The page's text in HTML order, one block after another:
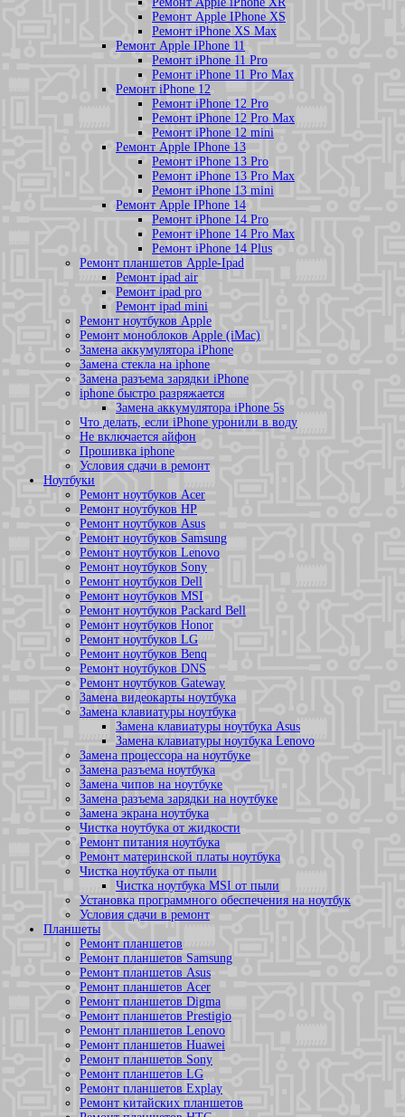
Ремонт Apple IPhone XS
Ремонт iPhone XS Max
Ремонт Apple IPhone 11
Ремонт iPhone 11 Pro
Ремонт iPhone 11 Pro Max
Ремонт iPhone 12
Ремонт iPhone 12 Pro
Ремонт iPhone 12 Pro Max
Ремонт iPhone 12 mini
Ремонт Apple IPhone 13
Ремонт iPhone 13 Pro
Ремонт iPhone 13 Pro Max
Ремонт iPhone 13 mini
Ремонт Apple IPhone 14
Ремонт iPhone 14 Pro
Ремонт iPhone 14 Pro Max
Ремонт iPhone 14 Plus
Ремонт планшетов Apple-Ipad
Ремонт ipad air
Ремонт ipad pro
Ремонт ipad mini
Ремонт ноутбуков Apple
Ремонт моноблоков Apple (iMac)
Замена аккумулятора iPhone
Замена стекла на iphone
Замена разъема зарядки iPhone
iphone быстро разряжается
Замена аккумулятора iPhone 5s
Что делать, если iPhone уронили в воду
Не включается айфон
Прошивка iphone
Условия сдачи в ремонт
Ноутбуки
Ремонт ноутбуков Acer
Ремонт ноутбуков HP
Ремонт ноутбуков Asus
Ремонт ноутбуков Samsung
Ремонт ноутбуков Lenovo
Ремонт ноутбуков Sony
Ремонт ноутбуков Dell
Ремонт ноутбуков MSI
Ремонт ноутбуков Packard Bell
Ремонт ноутбуков Honor
Ремонт ноутбуков LG
Ремонт ноутбуков Benq
Ремонт ноутбуков DNS
Ремонт ноутбуков Gateway
Замена видеокарты ноутбука
Замена клавиатуры ноутбука
Замена клавиатуры ноутбука Asus
Замена клавиатуры ноутбука Lenovo
Замена процессора на ноутбуке
Замена разъема ноутбука
Замена чипов на ноутбуке
Замена разъема зарядки на ноутбуке
Замена экрана ноутбука
Чистка ноутбука от жидкости
Ремонт питания ноутбука
Ремонт материнской платы ноутбука
Чистка ноутбука от пыли
Чистка ноутбука MSI от пыли
Установка программного обеспечения на ноутбук
Условия сдачи в ремонт
Планшеты
Ремонт планшетов
Ремонт планшетов Samsung
Ремонт планшетов Asus
Ремонт планшетов Acer
Ремонт планшетов Digma
Ремонт планшетов Prestigio
Ремонт планшетов Lenovo
Ремонт планшетов Huawei
Ремонт планшетов Sony
Ремонт планшетов LG
Ремонт планшетов Explay
Ремонт китайских планшетов